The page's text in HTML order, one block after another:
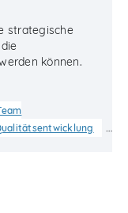
strategische
können.
…